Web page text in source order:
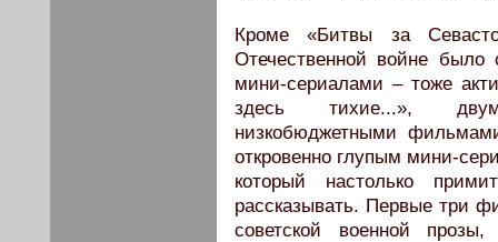
Кроме «Битвы за
Отечественной войне
мини-сериалами – тоже
здесь тихие...»,
низкобюджетными
откровенно глупым мини-
который настолько
рассказывать. Первые три
советской военной